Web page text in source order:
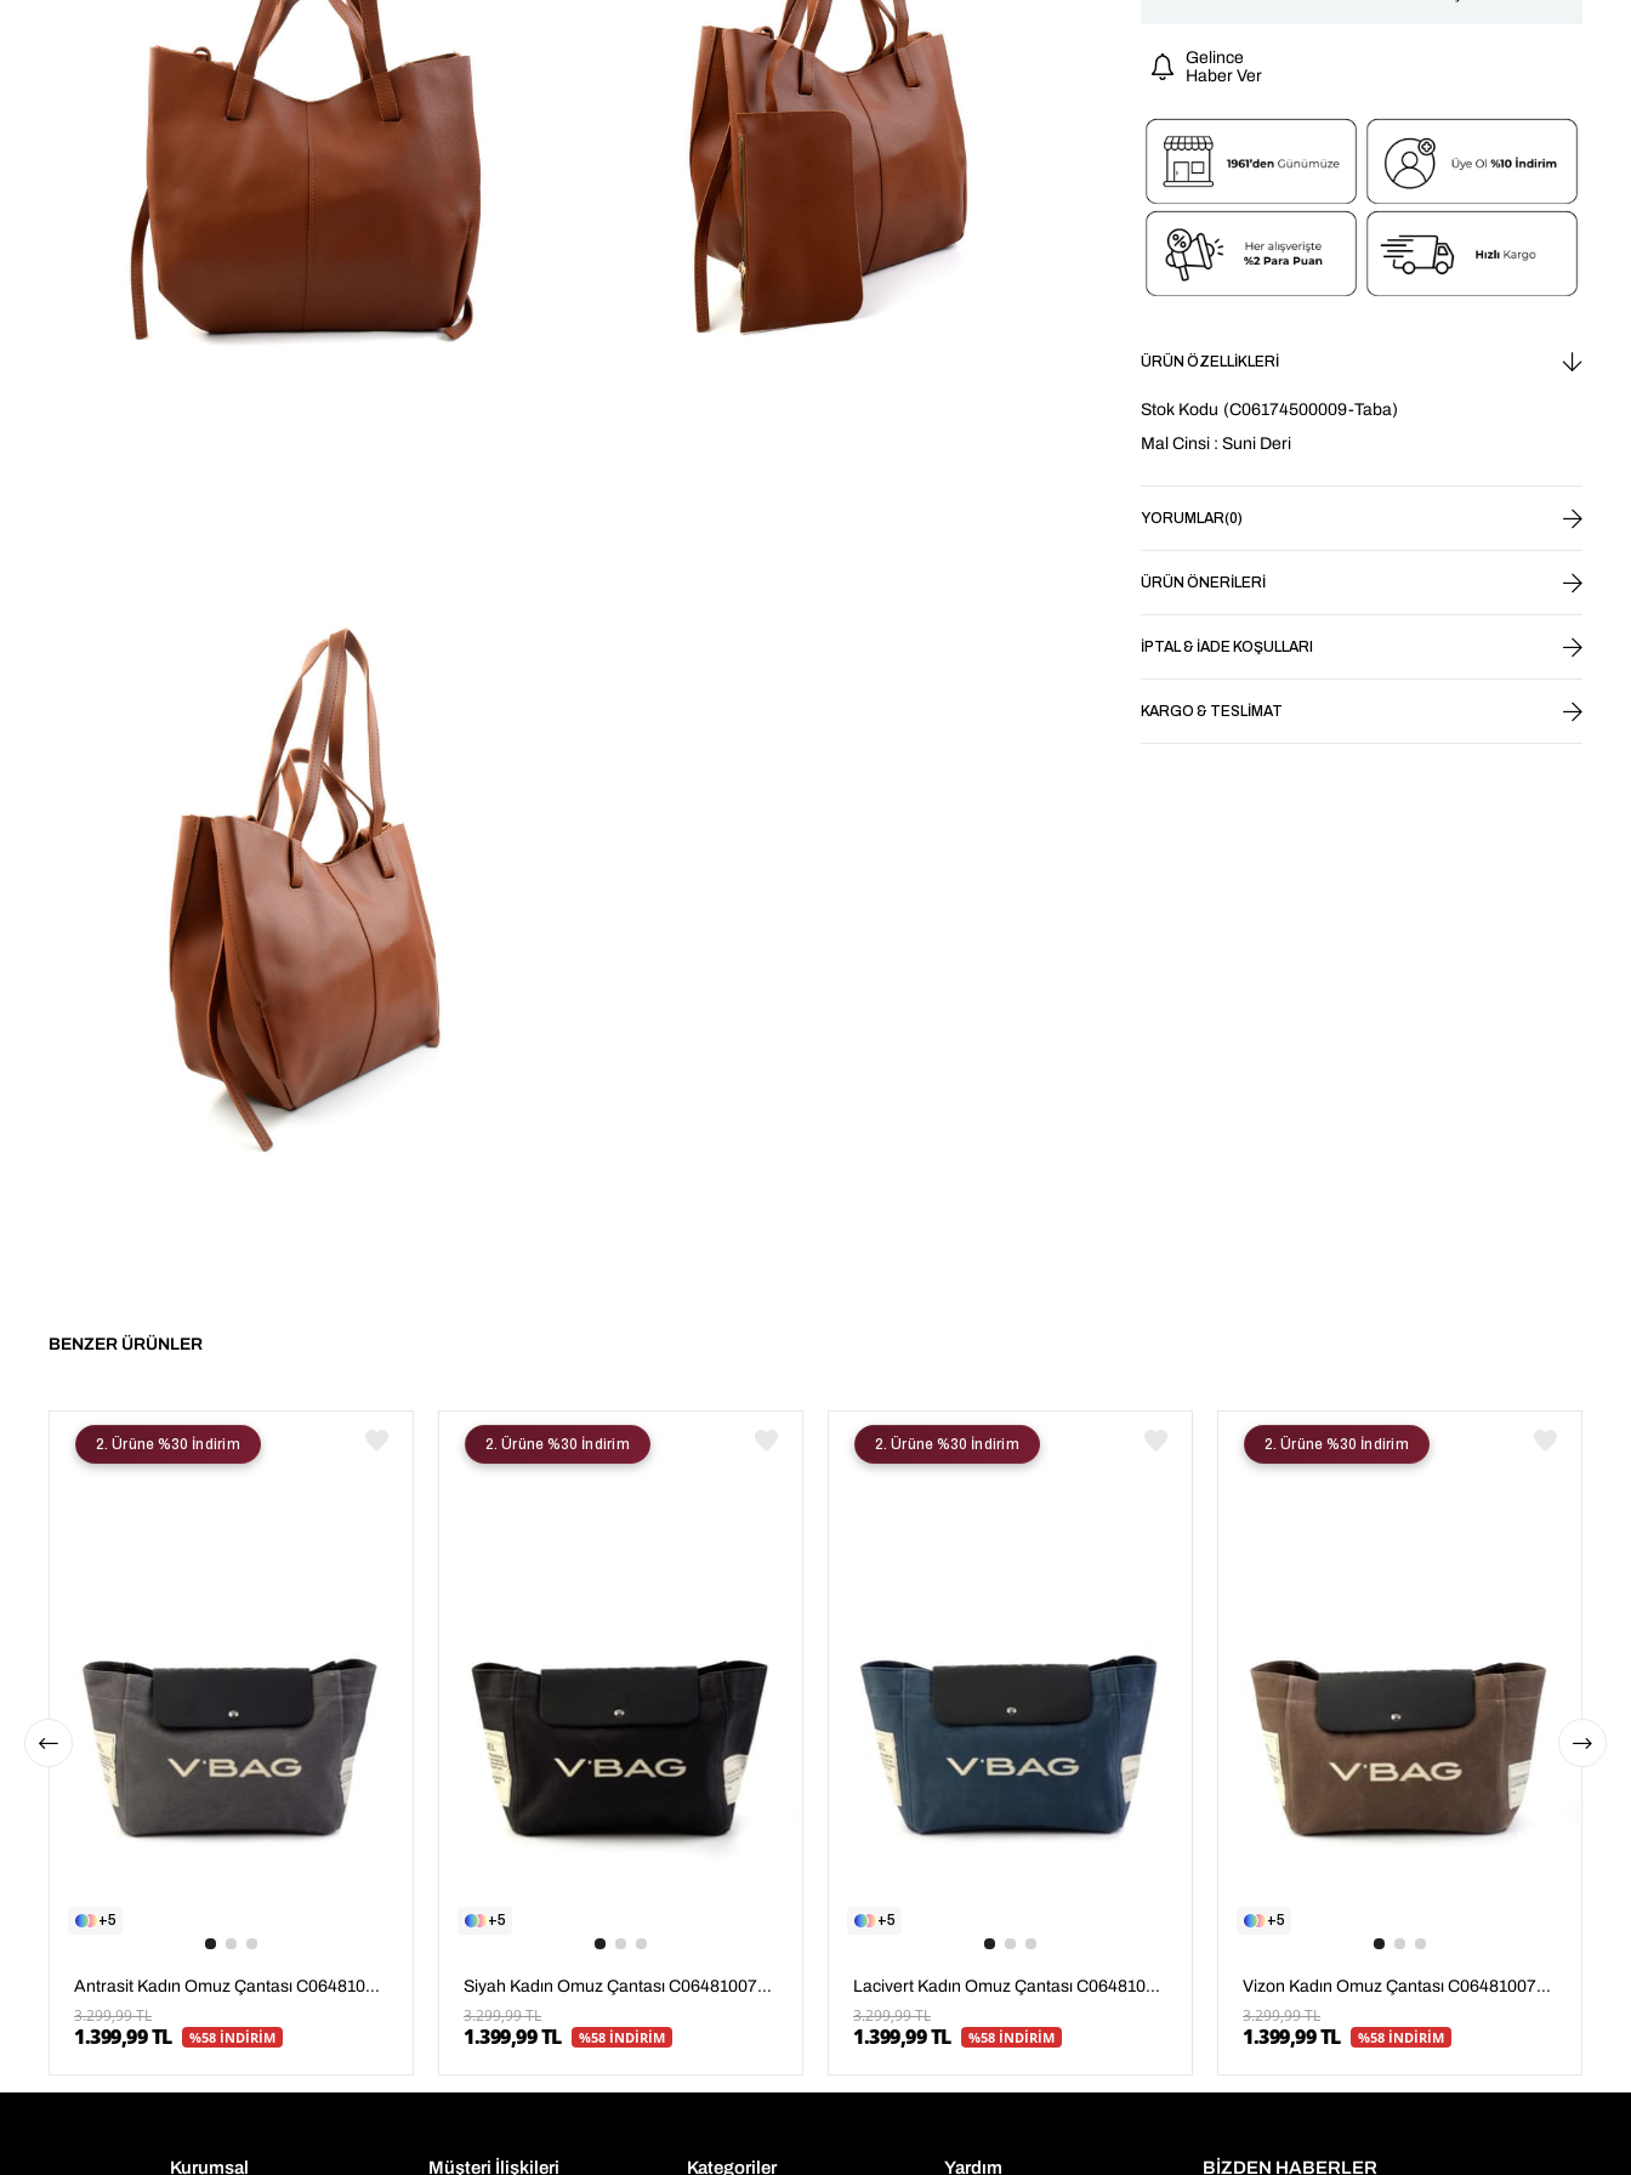
Gelince
Haber Ver
ÜRÜN ÖZELLIKLERI
Stok Kodu (C06174500009-Taba)
Mal Cinsi : Suni Deri
YORUMLAR(0)
ÜRÜN ÖNERILERI
İPTAL & İADE KOŞULLARI
KARGO & TESLIMAT
BENZER ÜRÜNLER
5
Antrasit Kadın Omuz Çantası C06481007804
3.299,99 TL
1.399,99 TL %58 İNDİRİM
2. Ürüne %30 İndirim
5
Siyah Kadın Omuz Çantası C06481007804
3.299,99 TL
1.399,99 TL %58 İNDİRİM
2. Ürüne %30 İndirim
5
Lacivert Kadın Omuz Çantası C06481007804
3.299,99 TL
1.399,99 TL %58 İNDİRİM
2. Ürüne %30 İndirim
5
Vizon Kadın Omuz Çantası C06481007804
3.299,99 TL
1.399,99 TL %58 İNDİRİM
2. Ürüne %30 İndirim
Kurumsal Müşteri İlişkileri Kategoriler Yardım BİZDEN HABERLER